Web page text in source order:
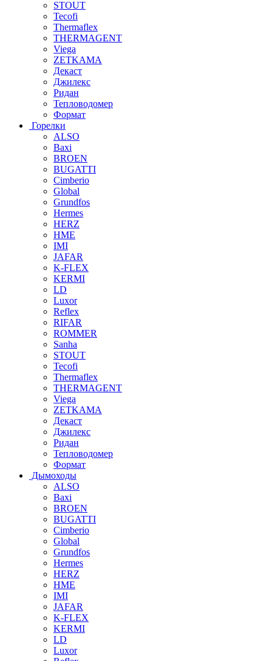
STOUT
Tecofi
Thermaflex
THERMAGENT
Viega
ZETKAMA
Декаст
Джилекс
Ридан
Тепловодомер
Формат
Горелки
ALSO
Baxi
BROEN
BUGATTI
Cimberio
Global
Grundfos
Hermes
HERZ
HME
IMI
JAFAR
K-FLEX
KERMI
LD
Luxor
Reflex
RIFAR
ROMMER
Sanha
STOUT
Tecofi
Thermaflex
THERMAGENT
Viega
ZETKAMA
Декаст
Джилекс
Ридан
Тепловодомер
Формат
Дымоходы
ALSO
Baxi
BROEN
BUGATTI
Cimberio
Global
Grundfos
Hermes
HERZ
HME
IMI
JAFAR
K-FLEX
KERMI
LD
Luxor